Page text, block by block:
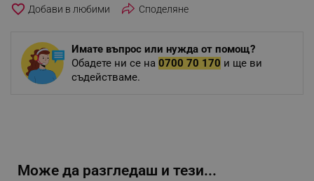
favorite_border Споделяне
Имате въпрос или нужда от помощ?
Обадете ни се на 0700 70 170 и ще ви
съдействаме.
Може да разгледаш и тези...